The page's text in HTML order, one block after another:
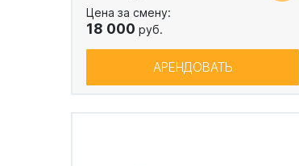
Цена за смену:
18 000 руб.
АРЕНДОВАТЬ